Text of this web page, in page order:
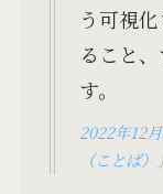
う可視
ること
す。
2022年12
（ことば